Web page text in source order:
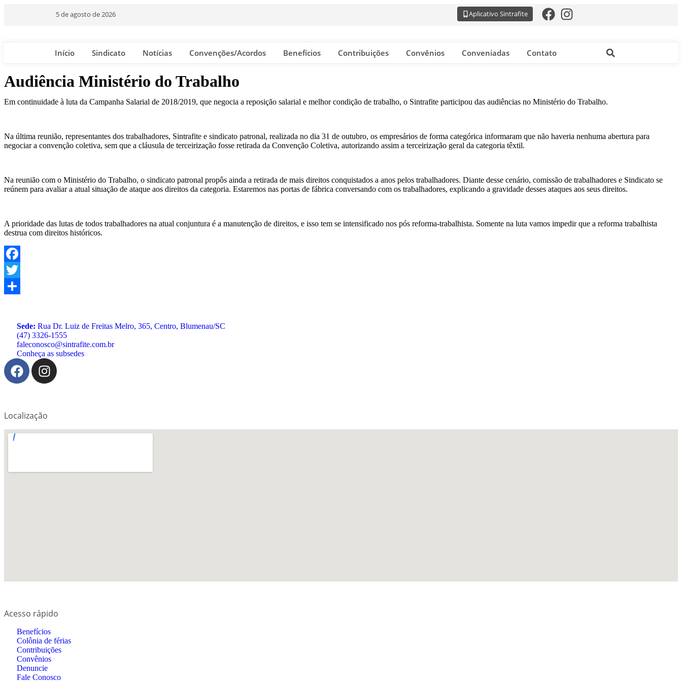
5 de agosto de 2026 Aplicativo Sintrafite
Início Sindicato Notícias Convenções/Acordos Benefícios Contribuições Convênios Conveniadas Contato
Audiência Ministério do Trabalho
Em continuidade à luta da Campanha Salarial de 2018/2019, que negocia a reposição salarial e melhor condição de trabalho, o Sintrafite participou das audiências no Ministério do Trabalho.
Na última reunião, representantes dos trabalhadores, Sintrafite e sindicato patronal, realizada no dia 31 de outubro, os empresários de forma categórica informaram que não haveria nenhuma abertura para
negociar a convenção coletiva, sem que a cláusula de terceirização fosse retirada da Convenção Coletiva, autorizando assim a terceirização geral da categoria têxtil.
Na reunião com o Ministério do Trabalho, o sindicato patronal propôs ainda a retirada de mais direitos conquistados a anos pelos trabalhadores. Diante desse cenário, comissão de trabalhadores e Sindicato se
reúnem para avaliar a atual situação de ataque aos direitos da categoria. Estaremos nas portas de fábrica conversando com os trabalhadores, explicando a gravidade desses ataques aos seus direitos.
A prioridade das lutas de todos trabalhadores na atual conjuntura é a manutenção de direitos, e isso tem se intensificado nos pós reforma-trabalhista. Somente na luta vamos impedir que a reforma trabalhista
destrua com direitos históricos.
Facebook
Twitter
Sede: Rua Dr. Luiz de Freitas Melro, 365, Centro, Blumenau/SC
(47) 3326-1555
faleconosco@sintrafite.com.br
Conheça as subsedes
Localização
Acesso rápido
Benefícios
Colônia de férias
Contribuições
Convênios
Denuncie
Fale Conosco